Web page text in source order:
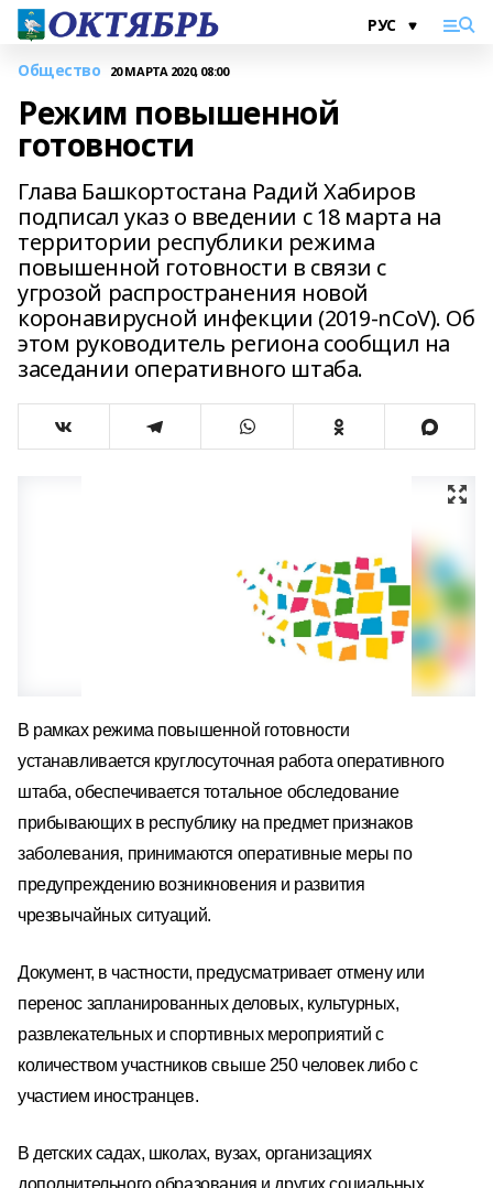
Общество 20 МАРТА 2020, 08:00
Режим повышенной
готовности
Глава Башкортостана Радий Хабиров
подписал указ о введении с 18 марта на
территории республики режима
повышенной готовности в связи с
угрозой распространения новой
коронавирусной инфекции (2019-nCoV). Об
этом руководитель региона сообщил на
заседании оперативного штаба.
В рамках режима повышенной готовности
устанавливается круглосуточная работа оперативного
штаба, обеспечивается тотальное обследование
прибывающих в республику на предмет признаков
заболевания, принимаются оперативные меры по
предупреждению возникновения и развития
чрезвычайных ситуаций.
Документ, в частности, предусматривает отмену или
перенос запланированных деловых, культурных,
развлекательных и спортивных мероприятий с
количеством участников свыше 250 человек либо с
участием иностранцев.
В детских садах, школах, вузах, организациях
дополнительного образования и других социальных